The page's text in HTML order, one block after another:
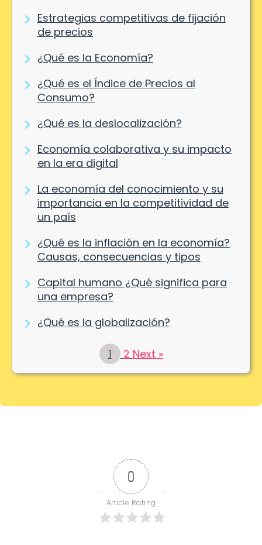
Estrategias competitivas de fijación
de precios
¿Qué es la Economía?
¿Qué es el Índice de Precios al
Consumo?
¿Qué es la deslocalización?
Economía colaborativa y su impacto
en la era digital
La economía del conocimiento y su
importancia en la competitividad de
un país
¿Qué es la inflación en la economía?
Causas, consecuencias y tipos
Capital humano ¿Qué significa para
una empresa?
¿Qué es la globalización?
1 2 Next »
0
Article Rating